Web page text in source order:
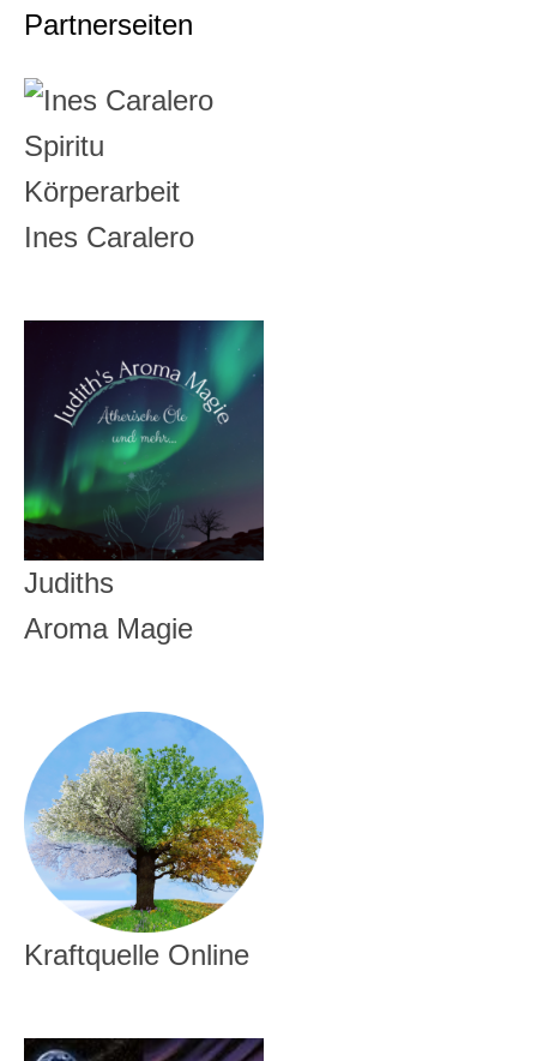
Partnerseiten
Ines Caralero
Judiths
Aroma Magie
Kraftquelle Online